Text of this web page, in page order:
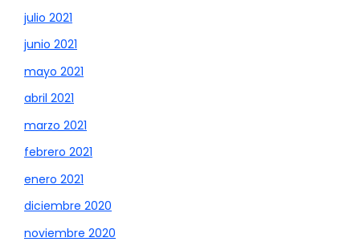
julio 2021
junio 2021
mayo 2021
abril 2021
marzo 2021
febrero 2021
enero 2021
diciembre 2020
noviembre 2020